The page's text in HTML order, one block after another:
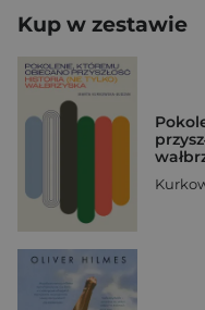
Kup w zestawie